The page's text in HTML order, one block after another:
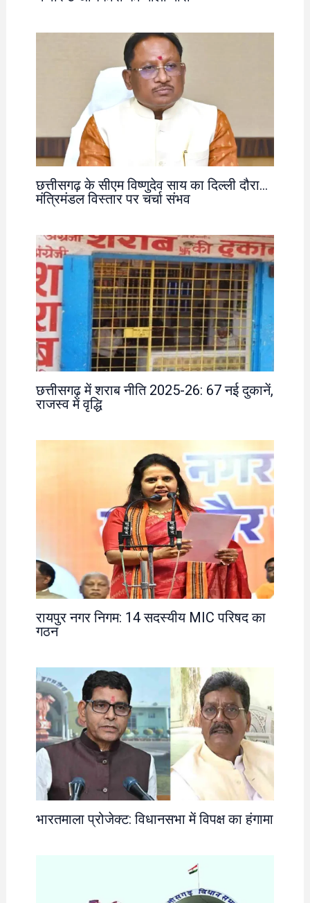
छत्तीसगढ़ के सीएम विष्णुदेव साय का दिल्ली दौरा…
मंत्रिमंडल विस्तार पर चर्चा संभव
छत्तीसगढ़ में शराब नीति 2025-26: 67 नई दुकानें,
राजस्व में वृद्धि
रायपुर नगर निगम: 14 सदस्यीय MIC परिषद का
गठन
भारतमाला प्रोजेक्ट: विधानसभा में विपक्ष का हंगामा